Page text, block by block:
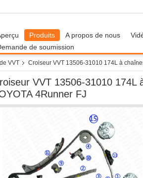
Produits A propos de nous
de soumission
VVT Croiseur VVT 13506-31010 174L à
VVT 13506-31010 174L
4Runner FJ